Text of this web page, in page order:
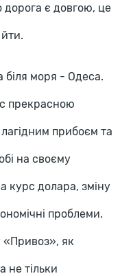
дорога є довгою, це
моря - Одеса.
прекрасною
лагідним прибоєм та
на своєму
курс долара, зміну
проблеми.
«Привоз», як
не тільки